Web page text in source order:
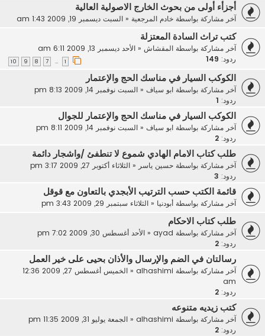
أجزأء أولى من بحوث الخارج الاصولية العالية
آخر مشاركة بواسطة خادم المرجعية« السبت ديسمبر 19, 2009 1:43 am
كتب تراث السادة المعتزلة
آخر مشاركة بواسطة المقشاش« الأحد ديسمبر 13, 2009 6:11 am
ردود: 149
…
7
8
9
10
الكوكب السيار في مناسك الحج والإعتمار
آخر مشاركة بواسطة ابو سياف« السبت نوفمبر 14, 2009 8:13 pm
ردود:
الكوكب السيار في مناسك الحج والإعتمار للجوال
آخر مشاركة بواسطة ابو سياف« السبت نوفمبر 14, 2009 8:11 pm
ردود: 2
طلب كتاب الامام الهادي شموع لا تنطفئ /واشجار دائمة
آخر مشاركة بواسطة حسين ياسر« الثلاثاء أكتوبر 27, 2009 3:17 pm
ردود: 3
قائمة الكتب حسب الترتيب الأبجدي بالتعاون مع قوقل
آخر مشاركة بواسطة أبودنيا« الثلاثاء سبتمبر 29, 2009 3:43 pm
طلب كتاب الاحكام
آخر مشاركة بواسطة ayad
« الأحد أغسطس 30, 2009 7:02 pm
ردود: 2
رسالتان في الضم والإرسال والأذان بحيى على خير العمل
آخر مشاركة بواسطة alhashimi
«
الخميس أغسطس 27, 2009 12:36
am
ردود: 2
كتب زيديه متنوعه
آخر مشاركة بواسطة alhashimi
« الجمعة يوليو 31, 2009 11:35 pm
ردود: 2